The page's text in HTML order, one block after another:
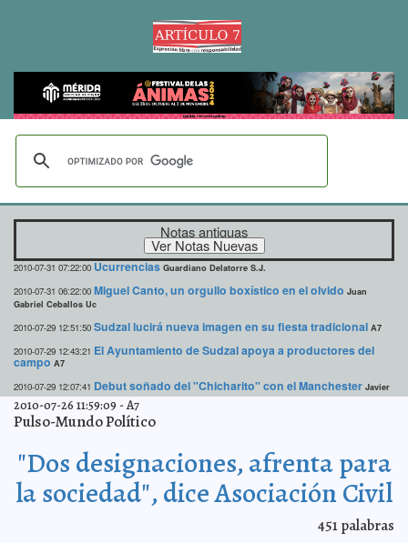
Notas antiguas
2010-07-31 07:22:00 Ucurrencias Guardiano Delatorre S.J.
2010-07-31 06:22:00 Miguel Canto, un orgullo boxístico en el olvido Juan
Gabriel Ceballos Uc
2010-07-29 12:51:50 Sudzal lucirá nueva imagen en su fiesta tradicional A7
2010-07-29 12:43:21 El Ayuntamiento de Sudzal apoya a productores del
campo A7
2010-07-29 12:07:41 Debut soñado del "Chicharito" con el Manchester Javier
Eduardo Cámara Menéndez
2010-07-29 11:14:09 Kanasín: El alcalde Leonor Chan denunció a Leticia
2010-07-29 08:39:29 Galletas de avena con proteína Fernando Roche Cano
2010-07-29 08:01:53 Entra en vigor pero acotada la ley Arizona
Javier Eduardo
Cámara Menéndez
2010-07-26 11:59:09 -A7
Pulso-Mundo Político
"Dos designaciones, afrenta para
la sociedad", dice Asociación Civil
451palabras